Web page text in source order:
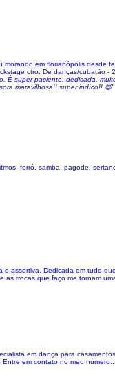
em florianópolis desde
ctro. De danças/cubatão -
É super paciente, dedicada,
maravilhosa!! super indíco!! 😊"
forró, samba, pagode,
assertiva. Dedicada em tudo
trocas que faço me tornam
em dança para
em contato no meu número...